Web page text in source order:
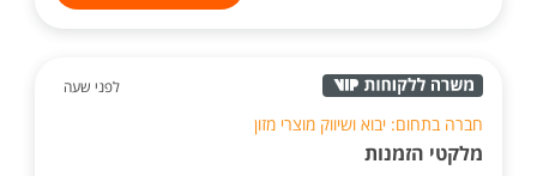
לפני שעה
חברה בתחום: יבוא ושיווק מוצרי מזון
מלקטי הזמנות